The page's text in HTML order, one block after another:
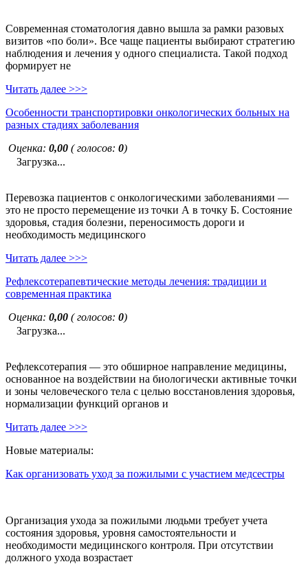
Современная стоматология давно вышла за рамки разовых
визитов «по боли». Все чаще пациенты выбирают стратегию
наблюдения и лечения у одного специалиста. Такой подход
формирует не
Читать далее >>>
Особенности транспортировки онкологических больных на
разных стадиях заболевания
Оценка: 0,00 ( голосов: 0)
Загрузка...
Перевозка пациентов с онкологическими заболеваниями —
это не просто перемещение из точки А в точку Б. Состояние
здоровья, стадия болезни, переносимость дороги и
необходимость медицинского
Читать далее >>>
Рефлексотерапевтические методы лечения: традиции и
современная практика
Оценка: 0,00 ( голосов: 0)
Загрузка...
Рефлексотерапия — это обширное направление медицины,
основанное на воздействии на биологически активные точки
и зоны человеческого тела с целью восстановления здоровья,
нормализации функций органов и
Читать далее >>>
Новые материалы:
Как организовать уход за пожилыми с участием медсестры
Организация ухода за пожилыми людьми требует учета
состояния здоровья, уровня самостоятельности и
необходимости медицинского контроля. При отсутствии
должного ухода возрастает